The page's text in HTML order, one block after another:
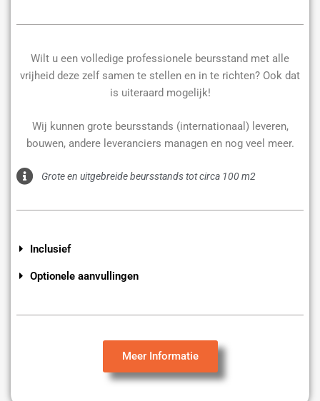
Wilt u een volledige professionele beursstand met alle
vrijheid deze zelf samen te stellen en in te richten? Ook dat
is uiteraard mogelijk!
Wij kunnen grote beursstands (internationaal) leveren,
bouwen, andere leveranciers managen en nog veel meer.
Grote en uitgebreide beursstands tot circa 100 m2
Inclusief
Optionele aanvullingen
Meer Informatie